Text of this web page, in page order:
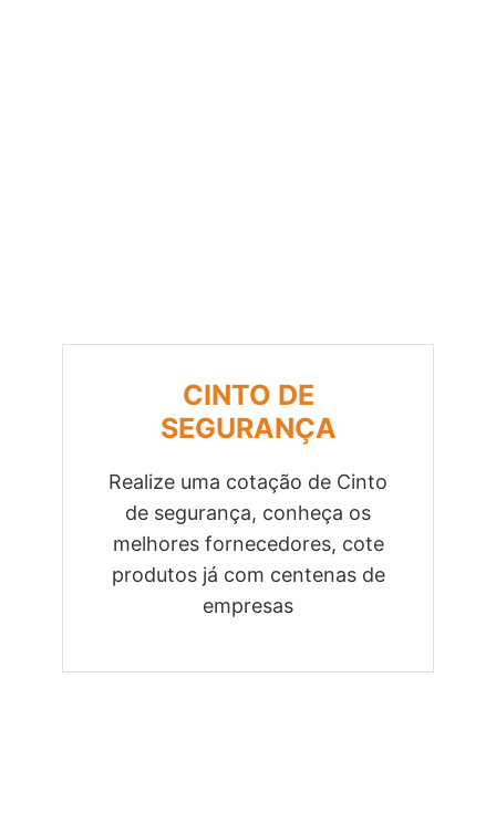
CINTO DE
SEGURANÇA
Realize uma cotação de Cinto
de segurança, conheça os
melhores fornecedores, cote
produtos já com centenas de
empresas